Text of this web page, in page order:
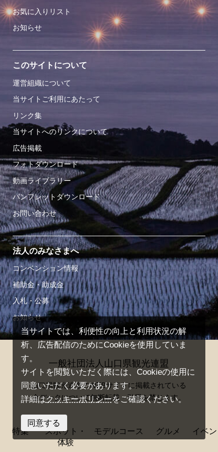
お気に入りリスト
お知らせ
このサイトについて
運営組織について
当サイトご利用にあたって
リンク集
当サイトへのリンクについて
広告掲載
フォトダウンロード
動画ライブラリー
パンフレットダウンロード
お問い合わせ
法人のみなさまへ
コンベンション情報
補助金・助成金
入札・公募
お知らせ
一般社団法人山口県観光連盟
山口県観光連盟のWEBサイトに掲載されている
全データについて無断転載・引用を禁じます。
© Yamaguchi Prefectural Tourism Federation All rights
reserved.
特集
スポット・
体験
モデルコース グルメ イベ
当サイトでは、利便性の向上と利用状況の解
析、広告配信のためにCookieを使用していま
す。
サイトを閲覧いただく際には、Cookieの使用に
同意いただく必要があります。
詳細はクッキーポリシーをご確認ください。
同意する